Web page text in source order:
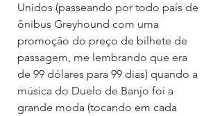
Unidos (passeando por todo país de
ônibus Greyhound com uma
promoção do preço de bilhete de
passagem, me lembrando que era
de 99 dólares para 99 dias) quando a
música do Duelo de Banjo foi a
grande moda (tocando em cada